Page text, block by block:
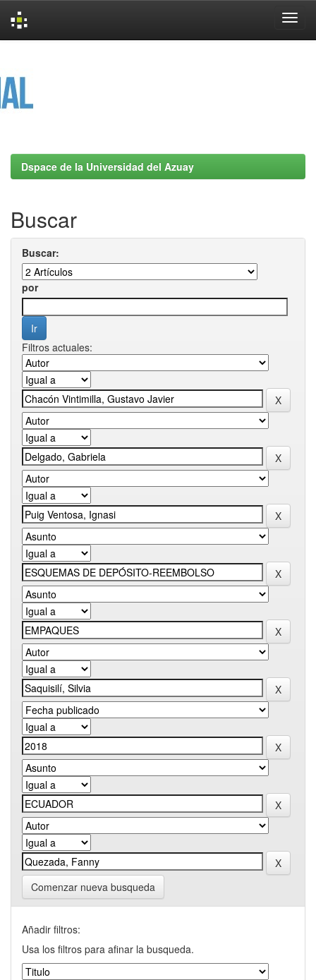
Dspace de la Universidad del Azuay
Buscar
Buscar:
por
Filtros actuales:
Comenzar nueva busqueda
Añadir filtros:
Usa los filtros para afinar la busqueda.